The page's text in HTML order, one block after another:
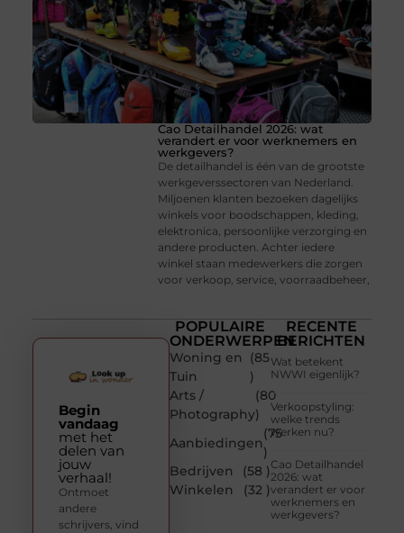
Cao Detailhandel 2026: wat
verandert er voor werknemers en
werkgevers?
De detailhandel is één van de grootste
werkgeverssectoren van Nederland.
Miljoenen klanten bezoeken dagelijks
winkels voor boodschappen, kleding,
elektronica, persoonlijke verzorging en
andere producten. Achter iedere
winkel staan medewerkers die zorgen
voor verkoop, service, voorraadbeheer,
POPULAIRE
ONDERWERPEN
Woning en
Tuin
(85
)
Arts /
Photography
(80
)
Aanbiedingen
(75
)
Bedrijven
(58 )
Winkelen
(32 )
RECENTE
BERICHTEN
Wat betekent
NWWI eigenlijk?
Verkoopstyling:
welke trends
werken nu?
Cao Detailhandel
2026: wat
verandert er voor
werknemers en
werkgevers?
Begin
vandaag
met het
delen van
jouw
verhaal!
Ontmoet
andere
schrijvers, vind